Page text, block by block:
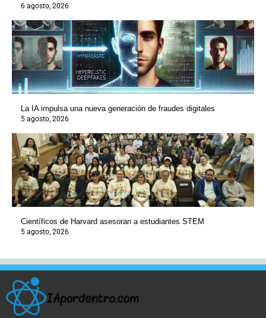
6 agosto, 2026
La IA impulsa una nueva generación de fraudes digitales
5 agosto, 2026
Científicos de Harvard asesoran a estudiantes STEM
5 agosto, 2026